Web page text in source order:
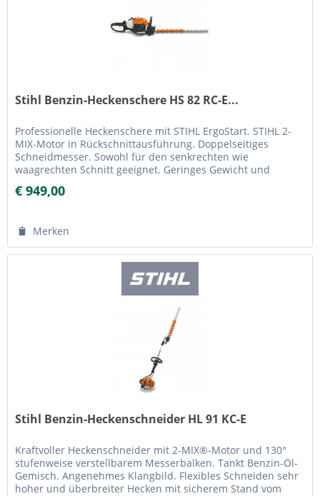
Stihl Benzin-Heckenschere HS 82 RC-E...
Professionelle Heckenschere mit STIHL ErgoStart. STIHL 2-
MIX-Motor in Rückschnittausführung. Doppelseitiges
Schneidmesser. Sowohl für den senkrechten wie
waagrechten Schnitt geeignet. Geringes Gewicht und
€ 949,00
Merken
Stihl Benzin-Heckenschneider HL 91 KC-E
Kraftvoller Heckenschneider mit 2-MIX®-Motor und 130°
stufenweise verstellbarem Messerbalken. Tankt Benzin-Öl-
Gemisch. Angenehmes Klangbild. Flexibles Schneiden sehr
hoher und überbreiter Hecken mit sicherem Stand vom